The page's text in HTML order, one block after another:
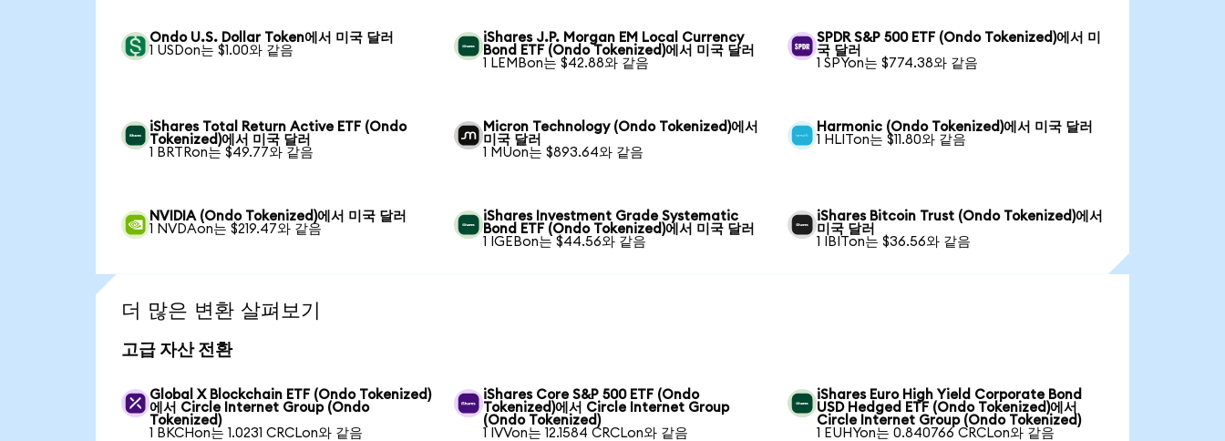
Ondo U.S. Dollar Token에서 미국 달러
1 USDon는 $1.00와 같음
iShares J.P. Morgan EM Local Currency
Bond ETF (Ondo Tokenized)에서 미국 달러
1 LEMBon는 $42.88와 같음
SPDR S&P 500 ETF (Ondo Tokenized)에서 미
국 달러
1 SPYon는 $774.38와 같음
iShares Total Return Active ETF (Ondo
Tokenized)에서 미국 달러
1 BRTRon는 $49.77와 같음
Micron Technology (Ondo Tokenized)에서
미국 달러
1 MUon는 $893.64와 같음
Harmonic (Ondo Tokenized)에서 미국 달러
1 HLITon는 $11.80와 같음
NVIDIA (Ondo Tokenized)에서 미국 달러
1 NVDAon는 $219.47와 같음
iShares Investment Grade Systematic
Bond ETF (Ondo Tokenized)에서 미국 달러
1 IGEBon는 $44.56와 같음
iShares Bitcoin Trust (Ondo Tokenized)에서
미국 달러
1 IBITon는 $36.56와 같음
더 많은 변환 살펴보기
고급 자산 전환
Global X Blockchain ETF (Ondo Tokenized)
에서 Circle Internet Group (Ondo
Tokenized)
1 BKCHon는 1.0231 CRCLon와 같음
iShares Core S&P 500 ETF (Ondo
Tokenized)에서 Circle Internet Group
(Ondo Tokenized)
1 IVVon는 12.1584 CRCLon와 같음
iShares Euro High Yield Corporate Bond
USD Hedged ETF (Ondo Tokenized)에서
Circle Internet Group (Ondo Tokenized)
1 EUHYon는 0.840766 CRCLon와 같음